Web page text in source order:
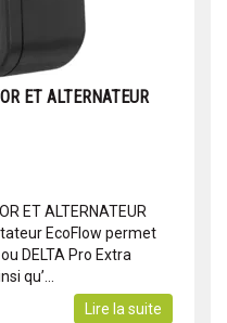
ET ALTERNATEUR
ET ALTERNATEUR
EcoFlow permet
DELTA Pro Extra
qu’...
Lire la suite